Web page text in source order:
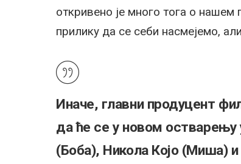
откривено је много тога о
прилику да се себи насмејемо,
Иначе, главни продуцент
да ће се у новом остварењу
(Боба), Никола Којо (Миша)